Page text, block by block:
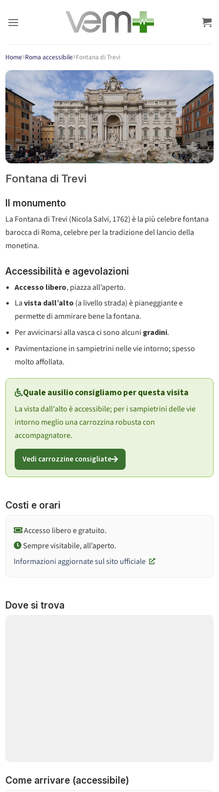
Home Roma accessibile Fontana di Trevi
Fontana di Trevi
Il monumento
La Fontana di Trevi (Nicola Salvi, 1762) è la più celebre fontana
barocca di Roma, celebre per la tradizione del lancio della
monetina.
Accessibilità e agevolazioni
Accesso libero, piazza all’aperto.
Lavista dall’alto (a livello strada) è pianeggiante e
permette di ammirare bene la fontana.
Per avvicinarsi alla vasca ci sono alcuni gradini.
Pavimentazione in sampietrini nelle vie intorno; spesso
molto affollata.
Quale ausilio consigliamo per questa visita
La vista dall'alto è accessibile; per i sampietrini delle vie
intorno meglio una carrozzina robusta con
accompagnatore.
Vedi carrozzine consigliate
Costi e orari
Accesso libero e gratuito.
Sempre visitabile, all’aperto.
Informazioni aggiornate sul sito ufficiale
Dove si trova
Come arrivare (accessibile)